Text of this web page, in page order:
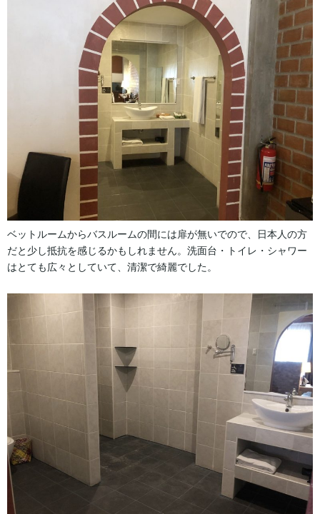
ベットルームからバスルームの間には扉が無いでので、日本人の方
だと少し抵抗を感じるかもしれません。洗面台・トイレ・シャワー
はとても広々としていて、清潔で綺麗でした。